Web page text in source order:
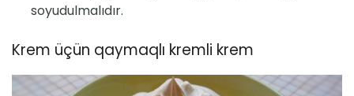
soyudulmalıdır.
Krem üçün qaymaqlı kremli krem